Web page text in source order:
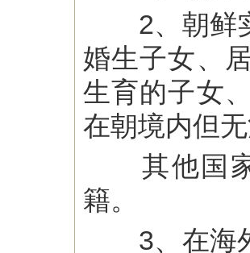
2、朝鲜实
婚生子女、
生育的子女
在朝境内但
其他国家
籍。
3、在海外